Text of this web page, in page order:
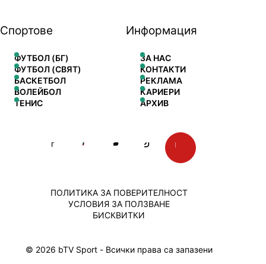
Спортове
ФУТБОЛ (БГ)
ФУТБОЛ (СВЯТ)
БАСКЕТБОЛ
ВОЛЕЙБОЛ
ТЕНИС
Информация
ЗА НАС
КОНТАКТИ
РЕКЛАМА
КАРИЕРИ
АРХИВ
© 2026 bTV Sport - Всички права са запазени
ПОЛИТИКА ЗА ПОВЕРИТЕЛНОСТ
УСЛОВИЯ ЗА ПОЛЗВАНЕ
БИСКВИТКИ